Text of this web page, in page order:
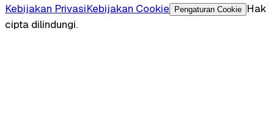
Kebijakan PrivasiKebijakan Cookie Pengaturan Cookie
Hak
cipta dilindungi.